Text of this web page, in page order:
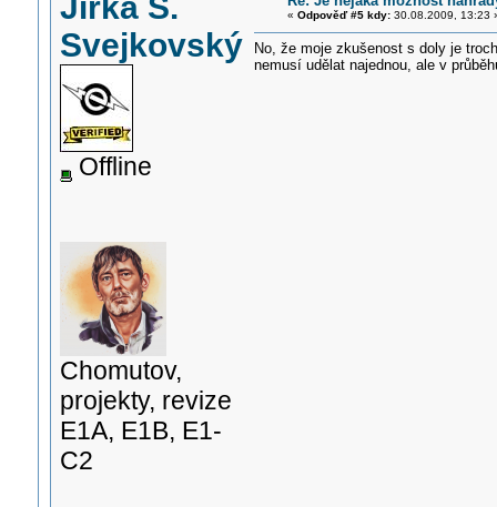
Svejkovský
Offline
Chomutov,
projekty, revize
E1A, E1B, E1-
C2
« Odpověď #5 kdy:30.08.2009, 13:23
No, že moje zkušenost s doly je
nemusí udělat najednou, ale v